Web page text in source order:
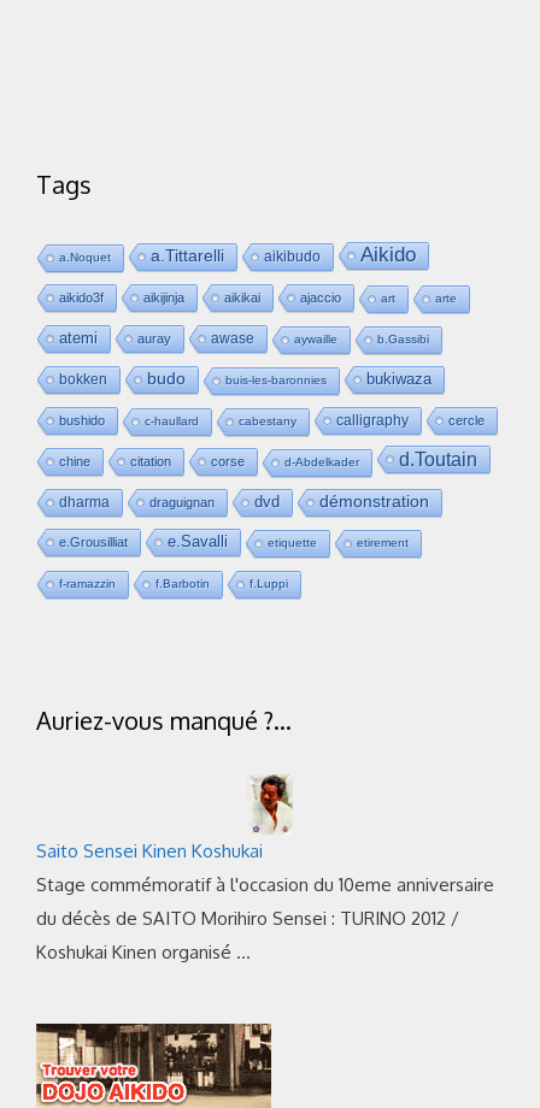
Tags
a.Noquet a.Tittarelli aikibudo Aikido
aikido3f aikijinja aikikai ajaccio art arte
atemi auray awase aywaille b.Gassibi
bokken budo buis-les-baronnies bukiwaza
bushido c-haullard cabestany calligraphy cercle
chine citation corse d-Abdelkader d.Toutain
dharma draguignan dvd démonstration
e.Grousilliat e.Savalli etiquette etirement
f-ramazzin f.Barbotin f.Luppi
Auriez-vous manqué ?…
Saito Sensei Kinen Koshukai
Stage commémoratif à l'occasion du 10eme anniversaire
du décès de SAITO Morihiro Sensei : TURINO 2012 /
Koshukai Kinen organisé …